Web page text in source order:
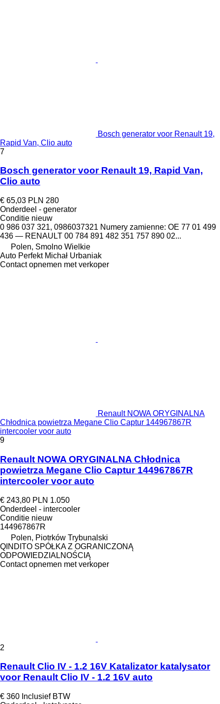
Bosch generator voor Renault 19,
Rapid Van, Clio auto
7
Bosch generator voor Renault 19, Rapid Van,
Clio auto
€ 65,03 PLN 280
Onderdeel - generator
Conditie nieuw
0 986 037 321, 0986037321 Numery zamienne: OE 77 01 499
436 — RENAULT 00 784 891 482 351 757 890 02...
Polen, Smolno Wielkie
Auto Perfekt Michał Urbaniak
Contact opnemen met verkoper
Renault NOWA ORYGINALNA
Chłodnica powietrza Megane Clio Captur 144967867R
intercooler voor auto
9
Renault NOWA ORYGINALNA Chłodnica
powietrza Megane Clio Captur 144967867R
intercooler voor auto
€ 243,80 PLN 1.050
Onderdeel - intercooler
Conditie nieuw
144967867R
Polen, Piotrków Trybunalski
QINDITO SPÓŁKA Z OGRANICZONĄ
ODPOWIEDZIALNOŚCIĄ
Contact opnemen met verkoper
2
Renault Clio IV - 1.2 16V Katalizator katalysator
voor Renault Clio IV - 1.2 16V auto
€ 360 Inclusief BTW